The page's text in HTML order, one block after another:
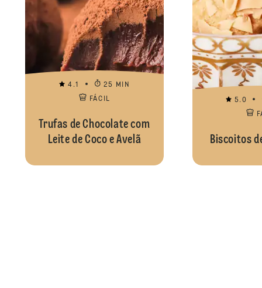
4.1
25 MIN
FÁCIL
Trufas de Chocolate com
Leite de Coco e Avelã
5.0
Biscoitos